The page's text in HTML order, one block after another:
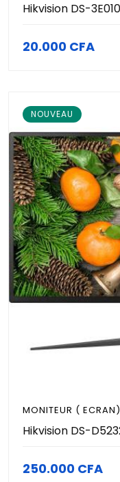
20.000 CFA
NOUVEAU
MONITEUR ( ECRAN)
250.000 CFA